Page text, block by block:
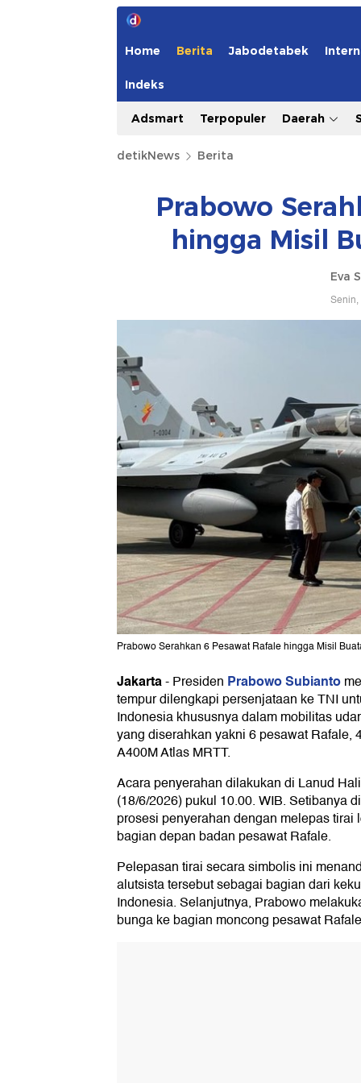
Home Berita Jabodetabek
Indeks
Adsmart Terpopuler Daerah
detikNews Berita
Prabowo
hingga Misil
Eva
Prabowo Serahkan 6 Pesawat Rafale hingga Misil
Jakarta-Presiden Prabowo Subianto
tempur dilengkapi persenjataan ke TNI
Indonesia khususnya dalam mobilitas
yang diserahkan yakni 6 pesawat Rafale,
A400M Atlas MRTT.
Acara penyerahan dilakukan di Lanud
(18/6/2026) pukul 10.00. WIB. Setibanya
prosesi penyerahan dengan melepas tirai
bagian depan badan pesawat Rafale.
Pelepasan tirai secara simbolis ini
alutsista tersebut sebagai bagian dari
Indonesia. Selanjutnya, Prabowo
bunga ke bagian moncong pesawat